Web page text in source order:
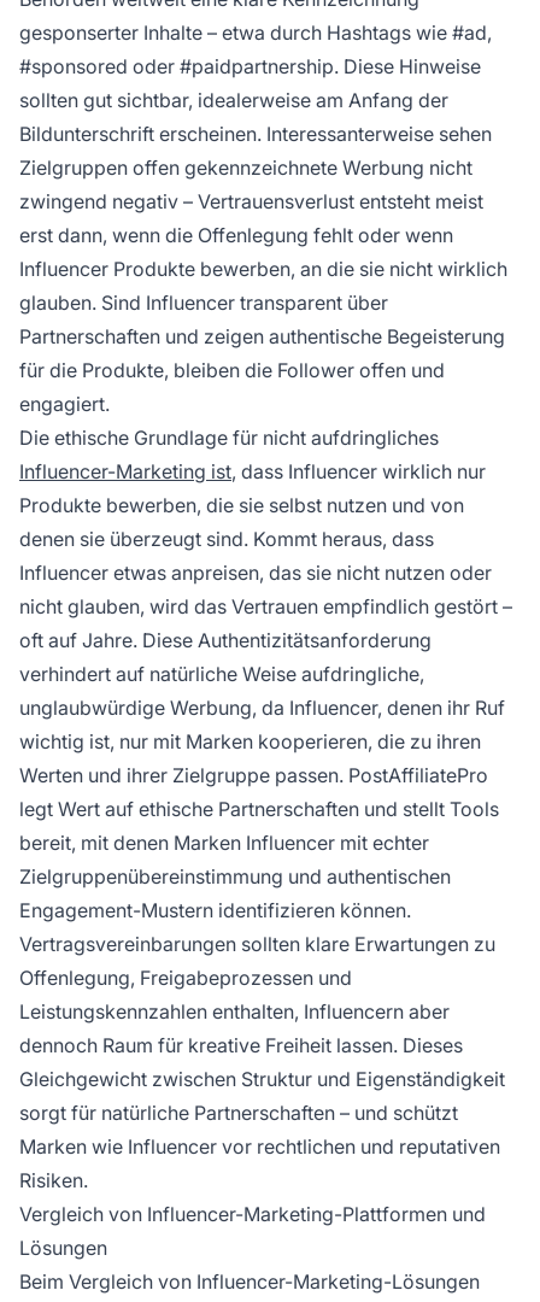
gesponserter Inhalte – etwa durch Hashtags wie #ad,
#sponsored oder #paidpartnership. Diese Hinweise
sollten gut sichtbar, idealerweise am Anfang der
Bildunterschrift erscheinen. Interessanterweise sehen
Zielgruppen offen gekennzeichnete Werbung nicht
zwingend negativ – Vertrauensverlust entsteht meist
erst dann, wenn die Offenlegung fehlt oder wenn
Influencer Produkte bewerben, an die sie nicht wirklich
glauben. Sind Influencer transparent über
Partnerschaften und zeigen authentische Begeisterung
für die Produkte, bleiben die Follower offen und
engagiert.
Die ethische Grundlage für nicht aufdringliches
Influencer-Marketing ist, dass Influencer wirklich nur
Produkte bewerben, die sie selbst nutzen und von
denen sie überzeugt sind. Kommt heraus, dass
Influencer etwas anpreisen, das sie nicht nutzen oder
nicht glauben, wird das Vertrauen empfindlich gestört –
oft auf Jahre. Diese Authentizitätsanforderung
verhindert auf natürliche Weise aufdringliche,
unglaubwürdige Werbung, da Influencer, denen ihr Ruf
wichtig ist, nur mit Marken kooperieren, die zu ihren
Werten und ihrer Zielgruppe passen. PostAffiliatePro
legt Wert auf ethische Partnerschaften und stellt Tools
bereit, mit denen Marken Influencer mit echter
Zielgruppenübereinstimmung und authentischen
Engagement-Mustern identifizieren können.
Vertragsvereinbarungen sollten klare Erwartungen zu
Offenlegung, Freigabeprozessen und
Leistungskennzahlen enthalten, Influencern aber
dennoch Raum für kreative Freiheit lassen. Dieses
Gleichgewicht zwischen Struktur und Eigenständigkeit
sorgt für natürliche Partnerschaften – und schützt
Marken wie Influencer vor rechtlichen und reputativen
Risiken.
Vergleich von Influencer-Marketing-Plattformen und
Lösungen
Beim Vergleich von Influencer-Marketing-Lösungen